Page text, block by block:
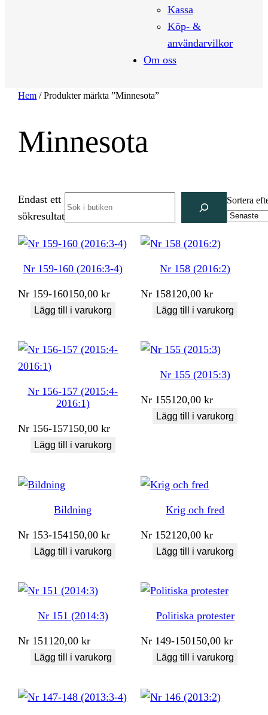
Kassa
Köp- &
användarvilkor
Om oss
Hem / Produkter märkta ”Minnesota”
Minnesota
Endast ett
sökresultat
Sortera
Nr 159-160 (2016:3-4)
Nr 159-160150,00kr
Lägg till i varukorg
Nr 158 (2016:2)
Nr 158120,00kr
Lägg till i varukorg
Nr 156-157 (2015:4-
2016:1)
Nr 156-157150,00kr
Lägg till i varukorg
Nr 155 (2015:3)
Nr 155120,00kr
Lägg till i varukorg
Bildning
Nr 153-154150,00kr
Lägg till i varukorg
Krig och fred
Nr 152120,00kr
Lägg till i varukorg
Nr 151 (2014:3)
Nr 151120,00kr
Lägg till i varukorg
Politiska protester
Nr 149-150150,00kr
Lägg till i varukorg